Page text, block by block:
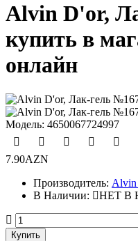
Alvin D'or,
купить в
онлайн
Модель: 4650067724997
7.90AZN
Производитель:
В Наличии:
НЕТ В